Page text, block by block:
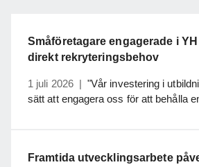
Småföretagare engagerade i
direkt rekryteringsbehov
1 juli 2026 | "Vår investering i
sätt att engagera oss för att behålla
engagerar sig i utbildningens
Framtida utvecklingsarbete